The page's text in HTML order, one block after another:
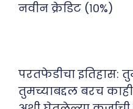
नवीन क्रेडिट (१०%)
परतफेडीचा इतिहास:
तुमच्याबद्दल बरच